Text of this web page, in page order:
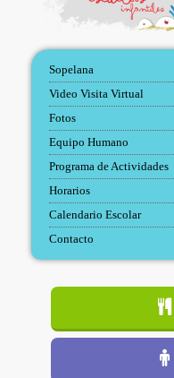
Sopelana
Video Visita Virtual
Fotos
Equipo Humano
Programa de Actividades
Horarios
Calendario Escolar
Contacto